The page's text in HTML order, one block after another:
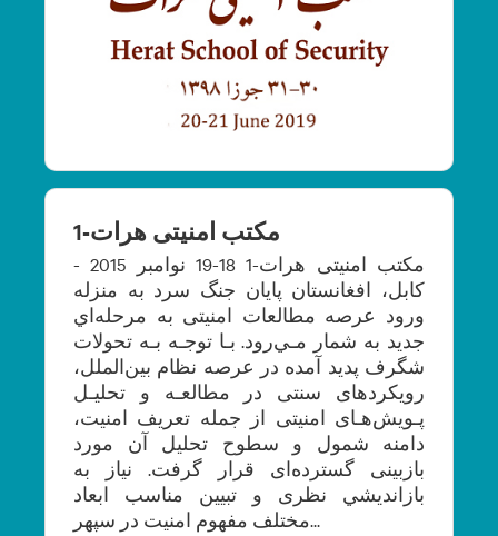
مکتب امنیتی هرات-1
مکتب امنیتی هرات-1 18-19 نوامبر 2015 -
کابل، افغانستان پايان جنگ سرد به منزله
ورود عرصه مطالعات امنيتی به مرحله‌اي
جديد به شمار مـي‌رود. بـا توجـه بـه تحولات
شگرف پديد آمده در عرصه نظام بين‌الملل،
رويكردهای سنتی در مطالعـه و تحليـل
پـويش‌هـای امنيتی از جمله تعريف امنيت،
دامنه شمول و سطوح تحليل آن مورد
بازبينی گسترده‌ای قرار گرفت. نياز به
بازانديشي نظری و تبيين مناسب ابعاد
مختلف مفهوم امنيت در سپهر...